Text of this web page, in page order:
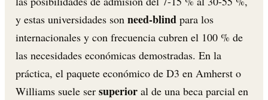
y estas universidades son need-blind para los
internacionales y con frecuencia cubren el 100 % de
las necesidades económicas demostradas. En la
práctica, el paquete económico de D3 en Amherst o
Williams suele ser superior al de una beca parcial en